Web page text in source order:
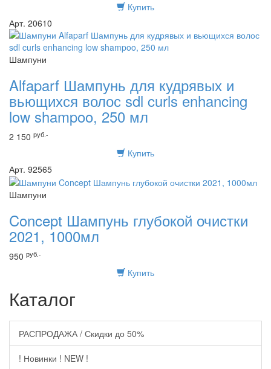
Купить
Арт. 20610
Шампуни
Alfaparf Шампунь для кудрявых и
вьющихся волос sdl curls enhancing
low shampoo, 250 мл
2 150 руб.-
Купить
Арт. 92565
Шампуни
Concept Шампунь глубокой очистки
2021, 1000мл
950 руб.-
Купить
Каталог
РАСПРОДАЖА / Скидки до 50%
! Новинки ! NEW !